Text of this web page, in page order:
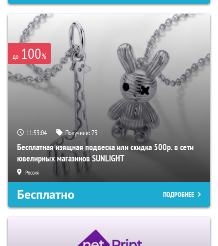
до 100%
11:53:03 Получили:73
Бесплатная изящная подвеска или скидка 500р. в сети
ювелирных магазинов SUNLIGHT
Россия
Бесплатно ПОДРОБНЕЕ